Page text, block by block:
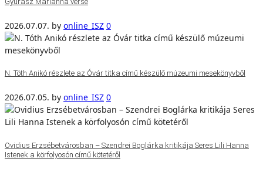
2026.07.07. by online_ISZ 0
N. Tóth Anikó részlete az Óvár titka című készülő múzeumi mesekönyvből
2026.07.05. by online_ISZ 0
Ovidius Erzsébetvárosban – Szendrei Boglárka kritikája Seres Lili Hanna
Istenek a körfolyosón című kötetéről